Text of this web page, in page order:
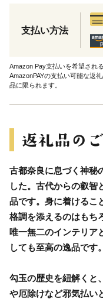
支払い方法
Amazon Pay支払いを希望され
AmazonPAYの支払い可能な返
品に限られます。
古都奈良に息づく神秘
した。古代からの叡智
品です。身に着けるこ
格調を添えるのはもち
唯一無二のインテリア
しても至高の逸品です。
勾玉の歴史を紐解くと
や厄除けなど邪気払い